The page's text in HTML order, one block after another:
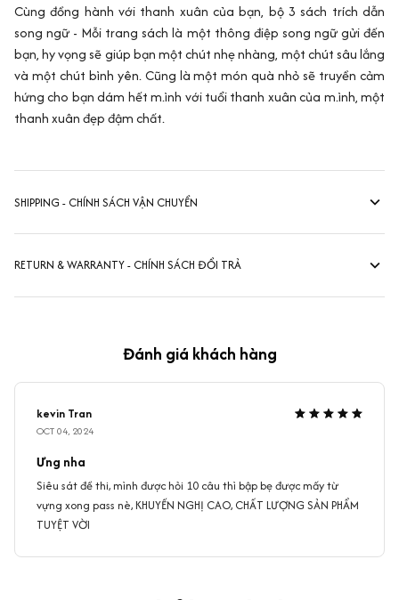
Cùng đồng hành với thanh xuân của bạn, bộ 3 sách trích dẫn
song ngữ - Mỗi trang sách là một thông điệp song ngữ gửi đến
bạn, hy vọng sẽ giúp bạn một chút nhẹ nhàng, một chút sâu lắng
và một chút bình yên. Cũng là một món quà nhỏ sẽ truyền cảm
hứng cho bạn dám hết m.ình với tuổi thanh xuân của m.ình, một
thanh xuân đẹp đậm chất.
SHIPPING - CHÍNH SÁCH VẬN CHUYỂN
RETURN & WARRANTY - CHÍNH SÁCH ĐỔI TRẢ
Đánh giá khách hàng
kevin Tran
OCT 04, 2024
Ưng nha
Siêu sát đề thi, mình được hỏi 10 câu thì bập bẹ được mấy từ
vựng xong pass nè, KHUYẾN NGHỊ CAO, CHẤT LƯỢNG SẢN PHẨM
TUYỆT VỜI